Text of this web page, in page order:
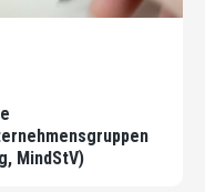
MindStV)